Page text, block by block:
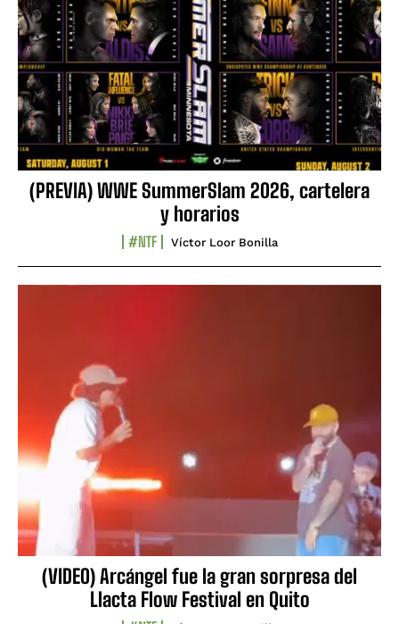
(PREVIA) WWE SummerSlam 2026, cartelera
y horarios
#NTF Víctor Loor Bonilla
(VIDEO) Arcángel fue la gran sorpresa del
Llacta Flow Festival en Quito